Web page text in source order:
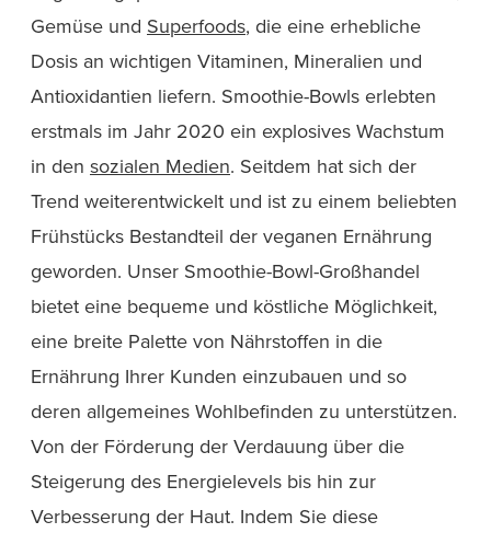
Gemüse und Superfoods, die eine erhebliche
Dosis an wichtigen Vitaminen, Mineralien und
Antioxidantien liefern. Smoothie-Bowls erlebten
erstmals im Jahr 2020 ein explosives Wachstum
in den sozialen Medien. Seitdem hat sich der
Trend weiterentwickelt und ist zu einem beliebten
Frühstücks Bestandteil der veganen Ernährung
geworden. Unser Smoothie-Bowl-Großhandel
bietet eine bequeme und köstliche Möglichkeit,
eine breite Palette von Nährstoffen in die
Ernährung Ihrer Kunden einzubauen und so
deren allgemeines Wohlbefinden zu unterstützen.
Von der Förderung der Verdauung über die
Steigerung des Energielevels bis hin zur
Verbesserung der Haut. Indem Sie diese